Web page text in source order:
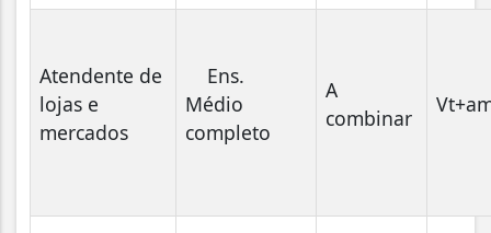
Atendente de
lojas e
mercados
Ens.
Médio
completo
A
combinar